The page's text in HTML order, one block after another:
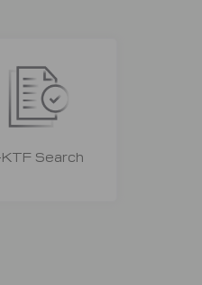
KTF Search